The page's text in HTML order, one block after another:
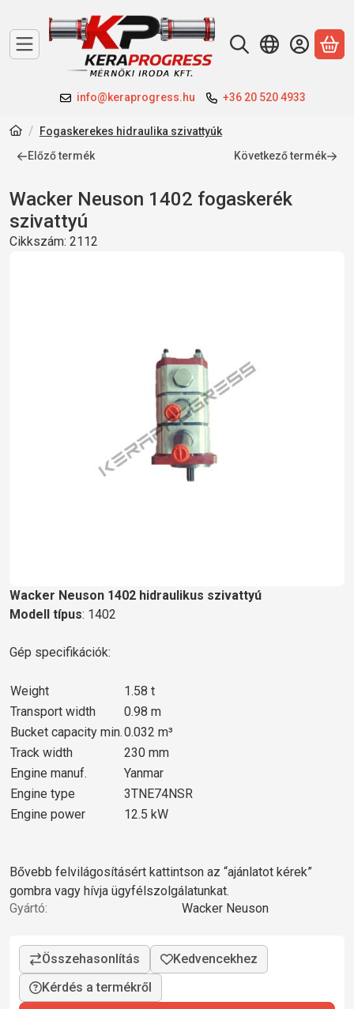
info@keraprogress.hu +36 20 520 4933
A
Fogaskerekes hidraulika szivattyúk
Előző termék
Következő termék
Wacker Neuson 1402 fogaskerék
szivattyú
Cikkszám: 2112
Wacker Neuson 1402 hidraulikus szivattyú
Modell típus: 1402
Gép specifikációk:
Weight
1.58 t
Transport width
0.98 m
Bucket capacity min.0.032 m³
Track width
230 mm
Engine manuf.
Yanmar
Engine type
3TNE74NSR
Engine power
12.5 kW
Bővebb felvilágosításért kattintson az “ajánlatot kérek”
gombra vagy hívja ügyfélszolgálatunkat.
Gyártó:
Wacker Neuson
Kérdés a termékről